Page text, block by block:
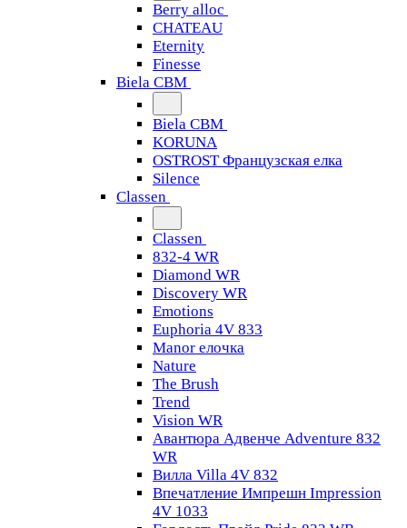
Berry alloc
CHATEAU
Eternity
Finesse
Biela CBM
Biela CBM
KORUNA
OSTROST Французская елка
Silence
Classen
Classen
832-4 WR
Diamond WR
Discovery WR
Emotions
Euphoria 4V 833
Manor елочка
Nature
The Brush
Trend
Vision WR
Авантюра Адвенче Adventure 832
WR
Вилла Villa 4V 832
Впечатление Импрешн Impression
4V 1033